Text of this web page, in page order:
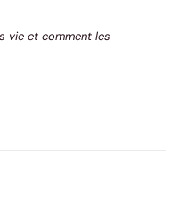
vie et comment les